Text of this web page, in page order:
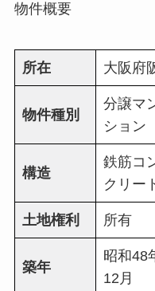
物件概要
所在 大阪府
物件種別
分譲マ
ション
構造
鉄筋コ
クリー
土地権利 所有
築年
昭和48
12月